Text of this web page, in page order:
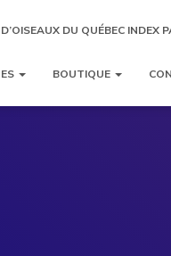
DU QUÉBEC INDEX
BOUTIQUE